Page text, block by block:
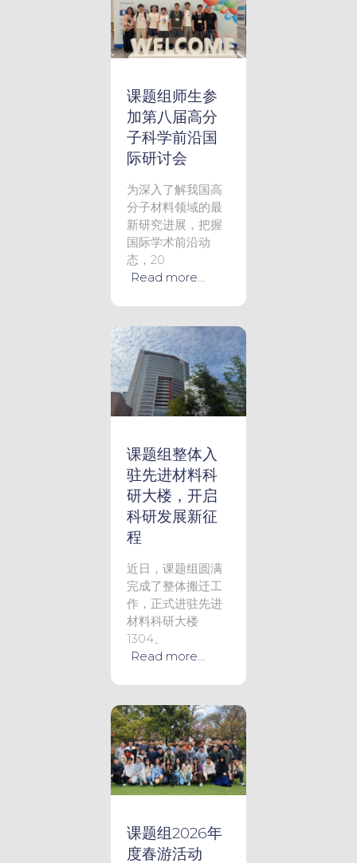
课题组师生参
加第八届高分
子科学前沿国
际研讨会
为深入了解我国高
分子材料领域的最
新研究进展，把握
国际学术前沿动
态，20
Read more…
课题组整体入
驻先进材料科
研大楼，开启
科研发展新征
程
近日，课题组圆满
完成了整体搬迁工
作，正式进驻先进
材料科研大楼
1304、
Read more…
课题组2026年
度春游活动